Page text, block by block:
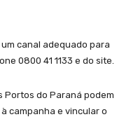
canal adequado para
0800 41 1133 e do site.
Portos do Paraná podem
campanha e vincular o